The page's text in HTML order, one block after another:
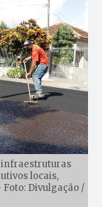
infraestruturas
locais,
Divulgação /